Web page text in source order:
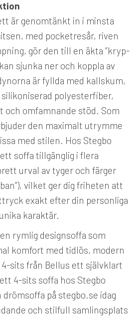
är genomtänkt in i minsta
med pocketresår, riven
gör den till en äkta ”kryp-
sjunka ner och koppla av
är fyllda med kallskum,
polyesterfiber,
omfamnande stöd. Som
den maximalt utrymme
med stilen. Hos Stegbo
soffa tillgänglig i flera
urval av tyger och färger
vilket ger dig friheten att
exakt efter din personliga
karaktär.
rymlig designsoffa som
komfort med tidlös, modern
sits från Bellus ett självklart
4-sits soffa hos Stegbo
på stegbo.se idag
och stilfull samlingsplats